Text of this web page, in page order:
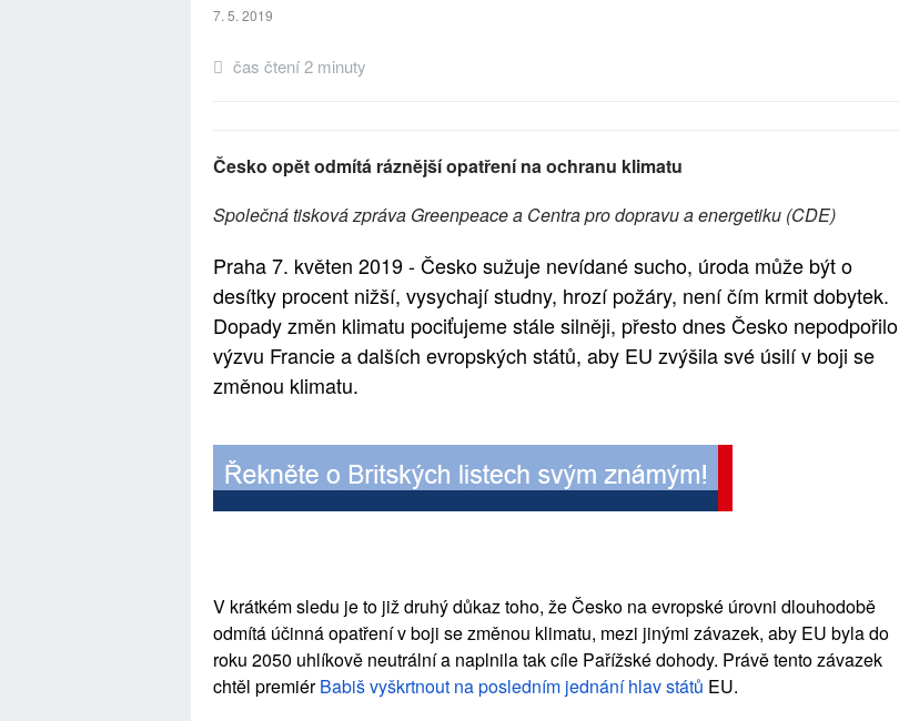
7. 5. 2019
čas čtení 2 minuty
Česko opět odmítá ráznější opatření na ochranu klimatu
Společná tisková zpráva Greenpeace a Centra pro dopravu a energetiku (CDE)
Praha 7. květen 2019-Česko sužuje nevídané sucho, úroda může být o
desítky procent nižší, vysychají studny, hrozí požáry, není čím krmit dobytek.
Dopady změn klimatu pociťujeme stále silněji, přesto dnes Česko nepodpořilo
výzvu Francie a dalších evropských států, aby EU zvýšila své úsilí v boji se
změnou klimatu.
V krátkém sledu je to již druhý důkaz toho, že Česko na evropské úrovni dlouhodobě
odmítá účinná opatření v boji se změnou klimatu, mezi jinými závazek, aby EU byla do
roku 2050 uhlíkově neutrální a naplnila tak cíle Pařížské dohody. Právě tento závazek
chtěl premiérBabiš vyškrtnout na posledním jednání hlav států EU.